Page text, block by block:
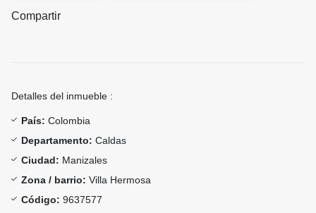
Compartir
Detalles del inmueble :
País: Colombia
Departamento: Caldas
Ciudad: Manizales
Zona / barrio: Villa Hermosa
Código: 9637577